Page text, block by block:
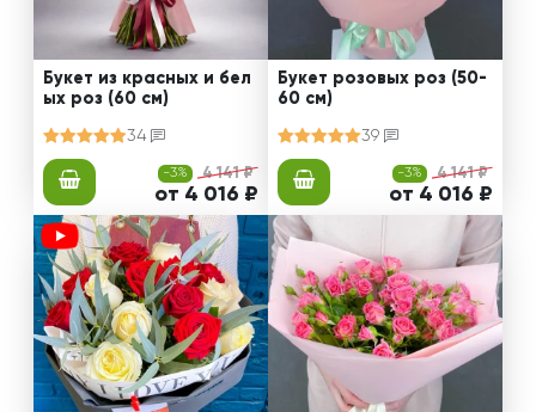
Букет из красных и бел
ых роз (60 см)
34
-3% 4 141 ₽
от 4 016 ₽
Букет розовых роз (50-
60 см)
39
-3% 4 141 ₽
от 4 016 ₽